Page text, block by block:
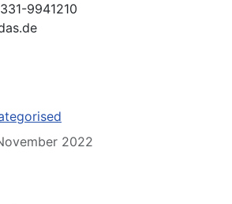
9941210
2022